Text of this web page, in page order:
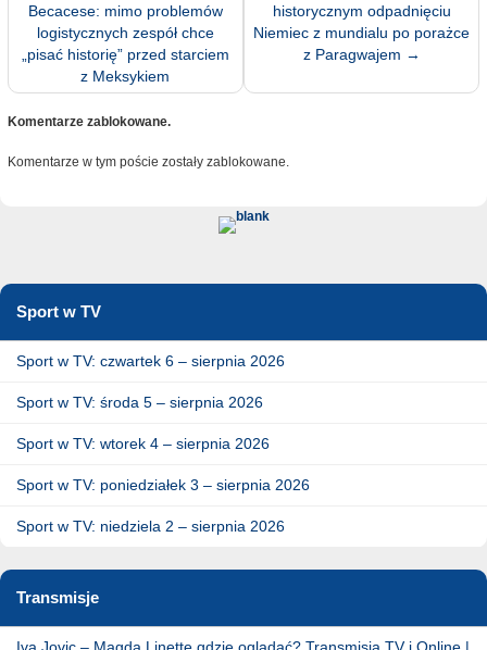
Becacese: mimo problemów
logistycznych zespół chce
„pisać historię” przed starciem
z Meksykiem
historycznym odpadnięciu
Niemiec z mundialu po porażce
z Paragwajem →
Komentarze zablokowane.
Komentarze w tym poście zostały zablokowane.
Sport w TV
Sport w TV: czwartek 6 – sierpnia 2026
Sport w TV: środa 5 – sierpnia 2026
Sport w TV: wtorek 4 – sierpnia 2026
Sport w TV: poniedziałek 3 – sierpnia 2026
Sport w TV: niedziela 2 – sierpnia 2026
Transmisje